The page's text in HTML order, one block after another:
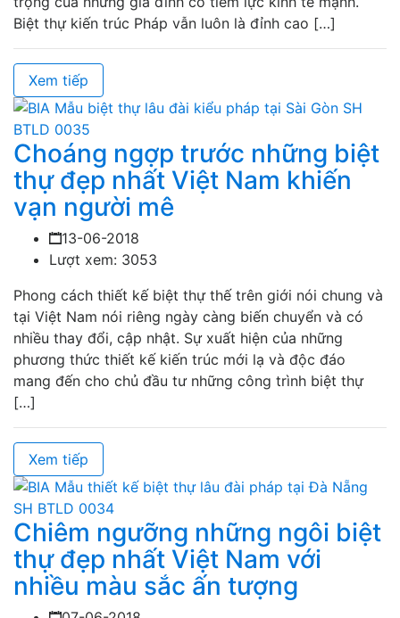
Biệt thự kiến trúc Pháp vẫn luôn là đỉnh cao […]
Xem tiếp
Choáng ngợp trước những biệt
thự đẹp nhất Việt Nam khiến
vạn người mê
13-06-2018
Lượt xem: 3053
Phong cách thiết kế biệt thự thế trên giới nói chung và
tại Việt Nam nói riêng ngày càng biến chuyển và có
nhiều thay đổi, cập nhật. Sự xuất hiện của những
phương thức thiết kế kiến trúc mới lạ và độc đáo
mang đến cho chủ đầu tư những công trình biệt thự
[…]
Xem tiếp
Chiêm ngưỡng những ngôi biệt
thự đẹp nhất Việt Nam với
nhiều màu sắc ấn tượng